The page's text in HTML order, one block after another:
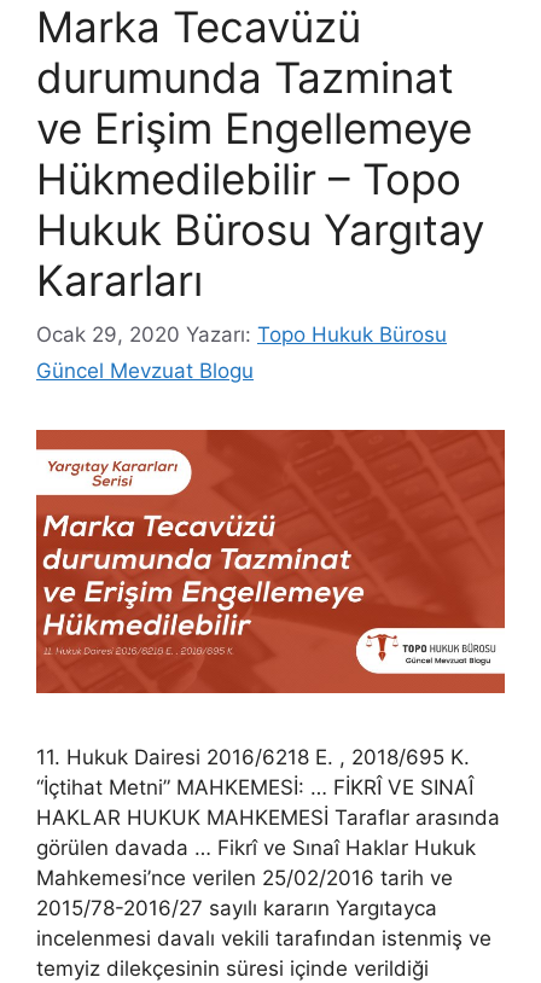
Marka Tecavüzü
durumunda Tazminat
ve Erişim Engellemeye
Hükmedilebilir – Topo
Hukuk Bürosu Yargıtay
Kararları
Ocak 29, 2020 Yazarı: Topo Hukuk Bürosu
Güncel Mevzuat Blogu
11. Hukuk Dairesi 2016/6218 E. , 2018/695 K.
“İçtihat Metni” MAHKEMESİ: … FİKRÎ VE SINAÎ
HAKLAR HUKUK MAHKEMESİ Taraflar arasında
görülen davada … Fikrî ve Sınaî Haklar Hukuk
Mahkemesi’nce verilen 25/02/2016 tarih ve
2015/78-2016/27 sayılı kararın Yargıtayca
incelenmesi davalı vekili tarafından istenmiş ve
temyiz dilekçesinin süresi içinde verildiği